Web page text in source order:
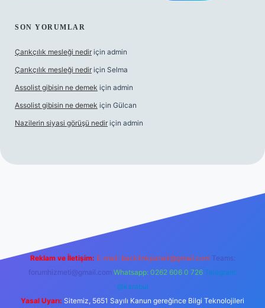
SON YORUMLAR
Çarıkçılık mesleği nedir için admin
Çarıkçılık mesleği nedir için Selma
Assolist gibisin ne demek için admin
Assolist gibisin ne demek için Gülcan
Nazilerin siyasi görüşü nedir için admin
Reklam ve İletişim: E-mail: backlinkpaneli@gmail.com Teams:
forumhizmeti@gmail.com Whatsapp: 0262 606 0 726 Telegram:
@karabul
Yasal Uyarı: Sitemiz, 5651 Sayılı Kanun gereğince Bilgi Teknolojileri